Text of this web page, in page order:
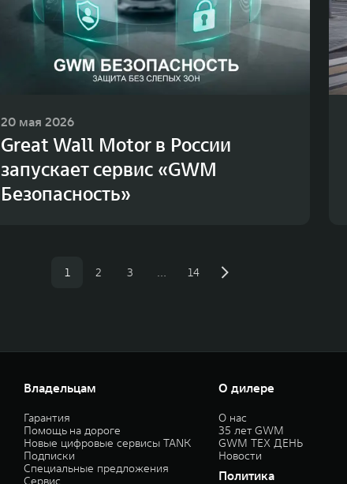
20 мая 2026
Great Wall Motor в России
запускает сервис «GWM
Безопасность»
1 2 3 … 14
Владельцам
Гарантия
Помощь на дороге
Новые цифровые сервисы TANK
Подписки
Специальные предложения
Сервис
О дилере
О нас
35 лет GWM
GWM ТЕХ ДЕНЬ
Новости
Политика